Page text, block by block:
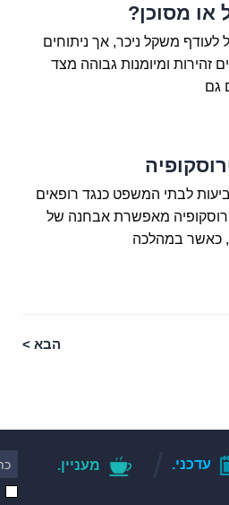
או מסוכן?
לעודף משקל ניכר, אך ניתוחים
זהירות ומיומנות גבוהה מצד
גם
לבתי המשפט כנגד רופאים
מאפשרת אבחנה של
כאשר במהלכה
הבא >
עדכני. מעניין.